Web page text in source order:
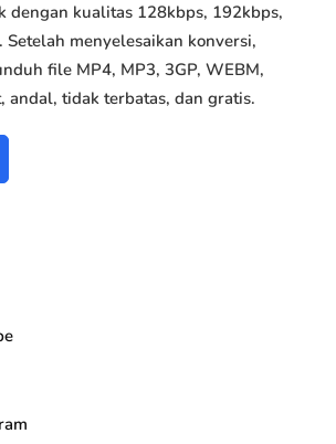
dengan kualitas 128kbps, 192kbps,
menyelesaikan konversi,
file MP4, MP3, 3GP, WEBM,
andal, tidak terbatas, dan gratis.